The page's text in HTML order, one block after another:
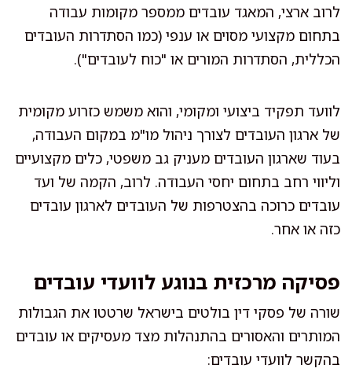
לרוב ארצי, המאגד עובדים ממספר מקומות עבודה
בתחום מקצועי מסוים או ענפי (כמו הסתדרות העובדים
הכללית, הסתדרות המורים או "כוח לעובדים").
לוועד תפקיד ביצועי ומקומי, והוא משמש כזרוע מקומית
של ארגון העובדים לצורך ניהול מו"מ במקום העבודה,
בעוד שארגון העובדים מעניק גב משפטי, כלים מקצועיים
וליווי רחב בתחום יחסי העבודה. לרוב, הקמה של ועד
עובדים כרוכה בהצטרפות של העובדים לארגון עובדים
כזה או אחר.
פסיקה מרכזית בנוגע לוועדי עובדים
שורה של פסקי דין בולטים בישראל שרטטו את הגבולות
המותרים והאסורים בהתנהלות מצד מעסיקים או עובדים
בהקשר לוועדי עובדים: